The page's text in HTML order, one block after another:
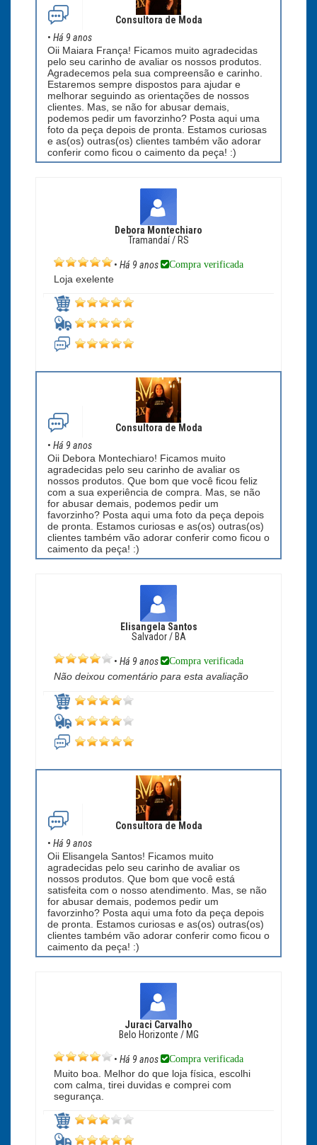
Consultora de Moda
• Há 9 anos
Oii Maiara França! Ficamos muito agradecidas
pelo seu carinho de avaliar os nossos produtos.
Agradecemos pela sua compreensão e carinho.
Estaremos sempre dispostos para ajudar e
melhorar seguindo as orientações de nossos
clientes. Mas, se não for abusar demais,
podemos pedir um favorzinho? Posta aqui uma
foto da peça depois de pronta. Estamos curiosas
e as(os) outras(os) clientes também vão adorar
conferir como ficou o caimento da peça! :)
Debora Montechiaro
Tramandaí / RS
• Há 9 anos Compra verificada
Loja exelente
Consultora de Moda
• Há 9 anos
Oii Debora Montechiaro! Ficamos muito
agradecidas pelo seu carinho de avaliar os
nossos produtos. Que bom que você ficou feliz
com a sua experiência de compra. Mas, se não
for abusar demais, podemos pedir um
favorzinho? Posta aqui uma foto da peça depois
de pronta. Estamos curiosas e as(os) outras(os)
clientes também vão adorar conferir como ficou o
caimento da peça! :)
Elisangela Santos
Salvador / BA
• Há 9 anos Compra verificada
Não deixou comentário para esta avaliação
Consultora de Moda
• Há 9 anos
Oii Elisangela Santos! Ficamos muito
agradecidas pelo seu carinho de avaliar os
nossos produtos. Que bom que você está
satisfeita com o nosso atendimento. Mas, se não
for abusar demais, podemos pedir um
favorzinho? Posta aqui uma foto da peça depois
de pronta. Estamos curiosas e as(os) outras(os)
clientes também vão adorar conferir como ficou o
caimento da peça! :)
Juraci Carvalho
Belo Horizonte / MG
• Há 9 anos Compra verificada
Muito boa. Melhor do que loja física, escolhi
com calma, tirei duvidas e comprei com
segurança.